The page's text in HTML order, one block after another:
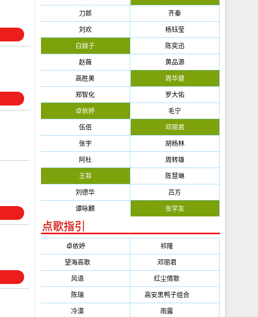
刀郎 齐秦
刘欢 杨钰莹
白娘子 陈奕迅
赵薇 黄品源
高胜美 周华健
郑智化 罗大佑
卓依婷 毛宁
伍佰 邓丽君
张宇 胡杨林
阿杜 周转雄
王菲 陈慧琳
刘德华 吕方
谭咏麟 张学友
点歌指引
卓依婷(1378) 祁隆
望海高歌(601) 邓丽君(555)
风语(543) 红尘情歌
陈瑞(459) 高安黑鸭子组合(388)
冷漠(355) 雨露